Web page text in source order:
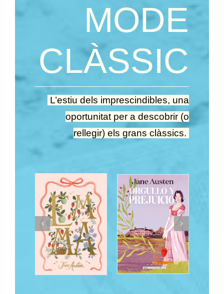
MODE
CLÀSSIC
L’estiu dels imprescindibles, una
oportunitat per a descobrir (o
rellegir) els grans clàssics.